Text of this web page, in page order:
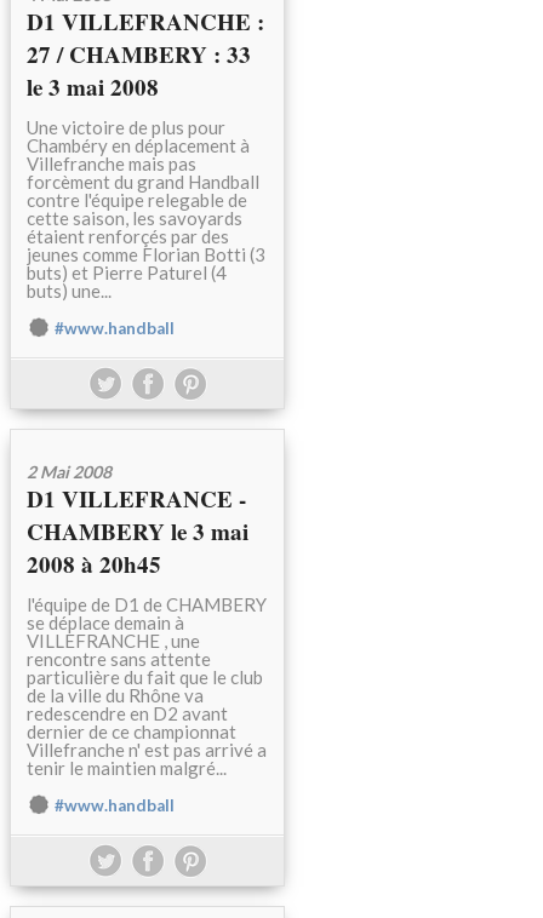
D1 VILLEFRANCHE :
27 / CHAMBERY : 33
le 3 mai 2008
Une victoire de plus pour
Chambéry en déplacement à
Villefranche mais pas
forcèment du grand Handball
contre l'équipe relegable de
cette saison, les savoyards
étaient renforçés par des
jeunes comme Florian Botti (3
buts) et Pierre Paturel (4
buts) une...
#www.handball
2 Mai 2008
D1 VILLEFRANCE -
CHAMBERY le 3 mai
2008 à 20h45
l'équipe de D1 de CHAMBERY
se déplace demain à
VILLEFRANCHE , une
rencontre sans attente
particulière du fait que le club
de la ville du Rhône va
redescendre en D2 avant
dernier de ce championnat
Villefranche n' est pas arrivé a
tenir le maintien malgré...
#www.handball